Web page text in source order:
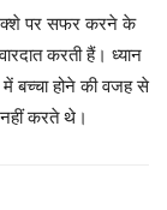
पर सफर करने के
करती हैं। ध्यान
बच्चा होने की वजह से
करते थे।